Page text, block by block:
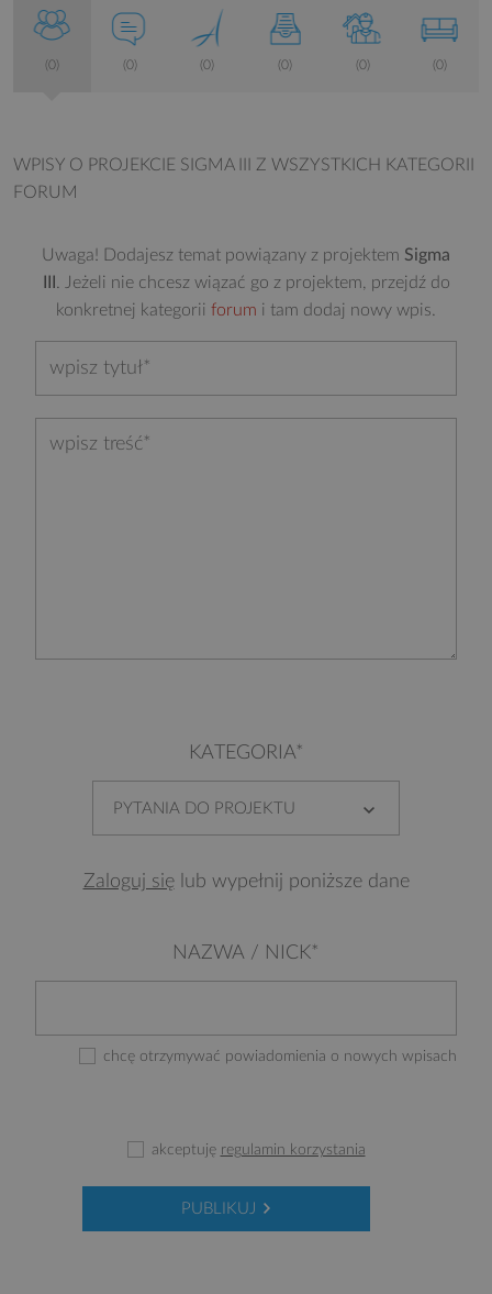
(0) (0) (0) (0) (0) (0)
WPISY O PROJEKCIE SIGMA III Z WSZYSTKICH KATEGORII
FORUM
Uwaga! Dodajesz temat powiązany z projektem Sigma
. Jeżeli nie chcesz wiązać go z projektem, przejdź do
konkretnej kategorii forum i tam dodaj nowy wpis.
KATEGORIA*
PYTANIA DO PROJEKTU
Zaloguj sięlub wypełnij poniższe dane
NAZWA / NICK*
chcę otrzymywać powiadomienia o nowych wpisach
akceptuję regulamin korzystania
PUBLIKUJ